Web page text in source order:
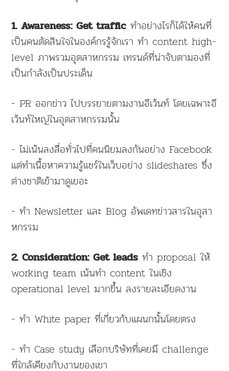
1. Awareness: Get traffic ทำอย่างไรก็ได้ให้คนที่
เป็นคนตัดสินใจในองค์กรรู้จักเรา ทำ content high-
level ภาพรวมอุตสาหกรรม เทรนด์ที่น่าจับตามองที่
เป็นกำลังเป็นประเด็น
- PR ออกข่าว ไปบรรยายตามงานอีเว้นท์ โดยเฉพาะอี
เว้นท์ใหญ่ในอุตสาหกรรมนั้น
- ไม่เน้นลงสื่อทั่วไปที่คนนิยมลงกันอย่าง Facebook
แต่ทำเนื้อหาความรู้แชร์ในเว็บอย่าง slideshares ซึ่ง
ต่างชาติเข้ามาดูเยอะ
- ทำ Newsletter และ Blog อัพเดทข่าวสารในอุสา
หกรรม
2. Consideration: Get leads ทำ proposal ให้
working team เน้นทำ content ในเชิง
operational level มากขึ้น ลงรายละเอียดงาน
- ทำ White paper ที่เกี่ยวกับแผนกนั้นโดยตรง
- ทำ Case study เลือกบริษัทที่เคยมี challenge
ที่ใกล้เคียงกับงานของเขา